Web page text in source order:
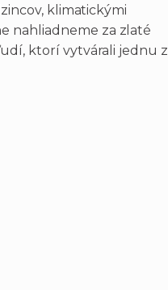
klimatickými
nahliadneme za zlaté
ktorí vytvárali jednu z